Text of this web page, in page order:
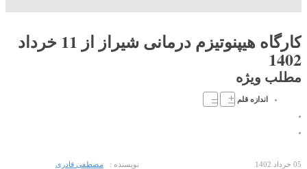
کارگاه هیپنوتیزم درمانی شیراز از 11 خرداد
1402
مطلب ویژه
اندازه قلم +
–
05 خرداد 1402 نویسنده : مصطفی قادری